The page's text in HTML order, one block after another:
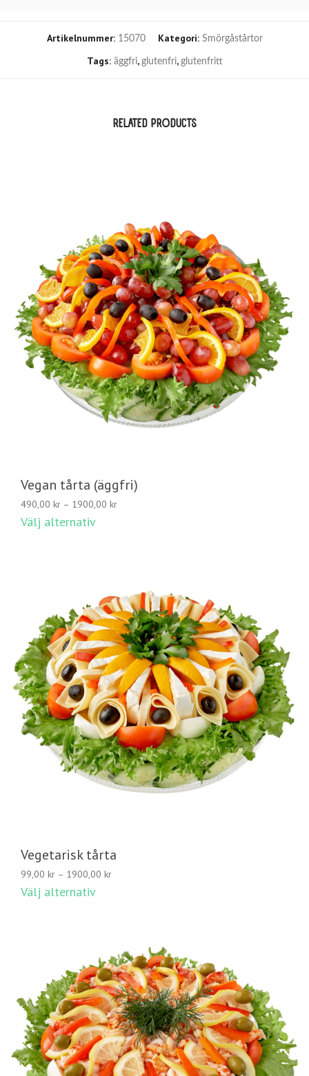
Artikelnummer: 15070 Kategori: Smörgåstårtor
Tags: äggfri, glutenfri, glutenfritt
RELATED PRODUCTS
Vegan tårta (äggfri)
490,00 kr – 1900,00 krPrisintervall:
Välj alternativ
Vegetarisk tårta
99,00 kr – 1900,00 krPrisintervall:
Välj alternativ